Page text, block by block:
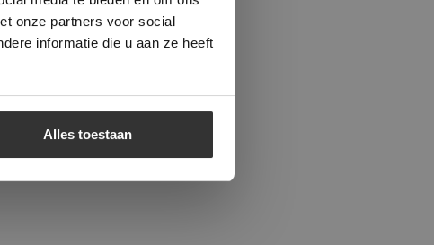
onze partners voor social
informatie die u aan ze heeft
Alles toestaan